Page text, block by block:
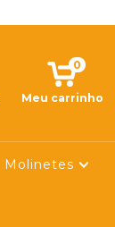
Meu carrinho
0
Molinetes